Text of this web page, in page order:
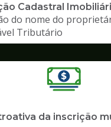
Cadastral
do nome do
Tributário
da inscrição